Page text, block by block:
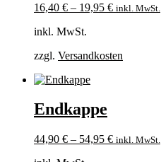
16,40 € – 19,95 € inkl. MwSt.
inkl. MwSt.
zzgl. Versandkosten
Endkappe
44,90 € – 54,95 € inkl. MwSt.